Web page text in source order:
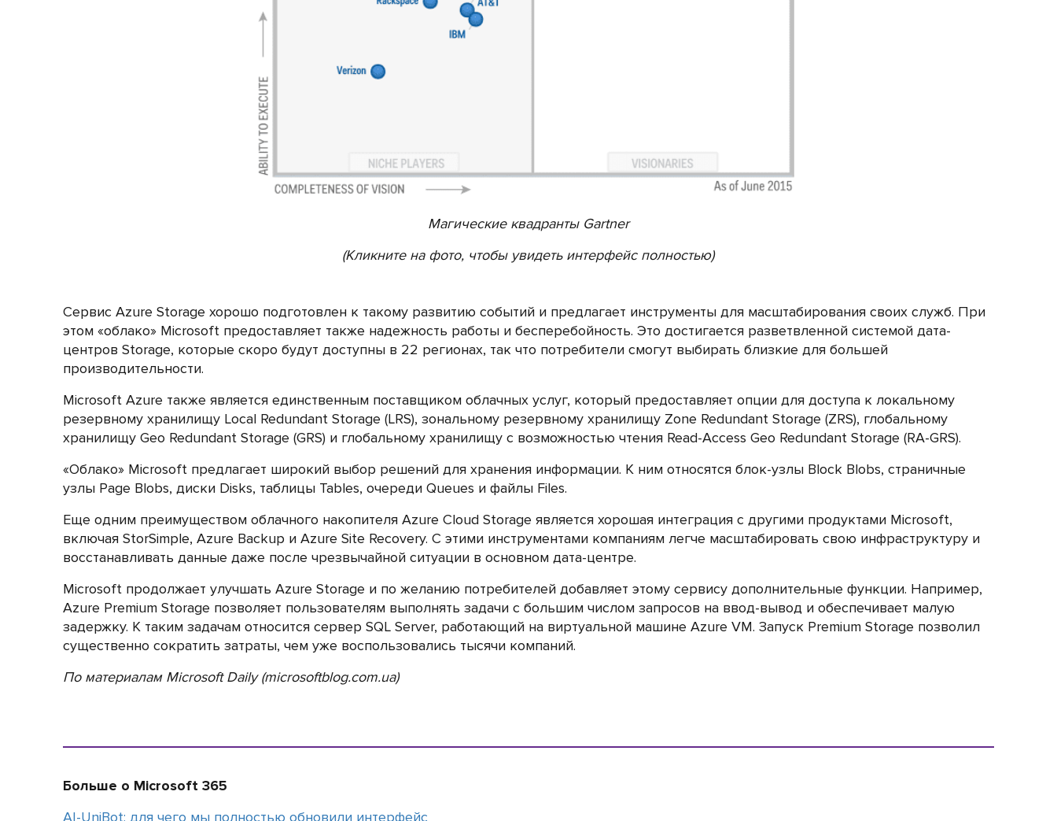
Магические квадранты Gartner
(Кликните на фото, чтобы увидеть интерфейс полностью)
Сервис Azure Storage хорошо подготовлен к такому развитию событий и предлагает инструменты для масштабирования своих служб. При
этом «облако» Microsoft предоставляет также надежность работы и бесперебойность. Это достигается разветвленной системой дата-
центров Storage, которые скоро будут доступны в 22 регионах, так что потребители смогут выбирать близкие для большей
производительности.
Microsoft Azure также является единственным поставщиком облачных услуг, который предоставляет опции для доступа к локальному
резервному хранилищу Local Redundant Storage (LRS), зональному резервному хранилищу Zone Redundant Storage (ZRS), глобальному
хранилищу Geo Redundant Storage (GRS) и глобальному хранилищу с возможностью чтения Read-Access Geo Redundant Storage (RA-GRS).
«Облако» Microsoft предлагает широкий выбор решений для хранения информации. К ним относятся блок-узлы Block Blobs, страничные
узлы Page Blobs, диски Disks, таблицы Tables, очереди Queues и файлы Files.
Еще одним преимуществом облачного накопителя Azure Cloud Storage является хорошая интеграция с другими продуктами Microsoft,
включая StorSimple, Azure Backup и Azure Site Recovery. С этими инструментами компаниям легче масштабировать свою инфраструктуру и
восстанавливать данные даже после чрезвычайной ситуации в основном дата-центре.
Microsoft продолжает улучшать Azure Storage и по желанию потребителей добавляет этому сервису дополнительные функции. Например,
Azure Premium Storage позволяет пользователям выполнять задачи с большим числом запросов на ввод-вывод и обеспечивает малую
задержку. К таким задачам относится сервер SQL Server, работающий на виртуальной машине Azure VM. Запуск Premium Storage позволил
существенно сократить затраты, чем уже воспользовались тысячи компаний.
По материалам Microsoft Daily (microsoftblog.com.ua)
Больше о Microsoft 365
АI-UniBot: для чего мы полностью обновили интерфейс